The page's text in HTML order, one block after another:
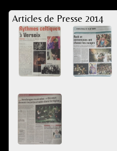
Articles de Presse 2014